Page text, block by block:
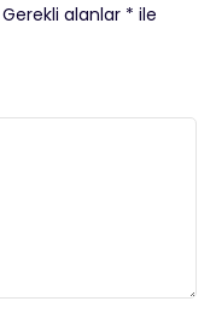
Gerekli alanlar * ile